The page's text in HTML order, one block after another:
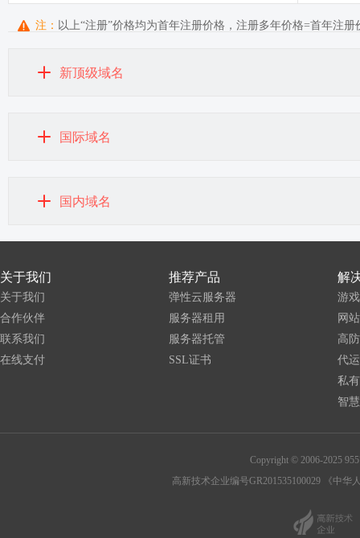
注： 以上“注册”价格均为首年注册价格，注册多年价格=首年注
新顶级域名
国际域名
国内域名
关于我们
关于我们
合作伙伴
联系我们
在线支付
推荐产品
弹性云服务器
服务器租用
服务器托管
SSL证书
解
游
网
高
代
私
智
Copyright © 2006-2025
高新技术企业编号GR201535100029
《中华